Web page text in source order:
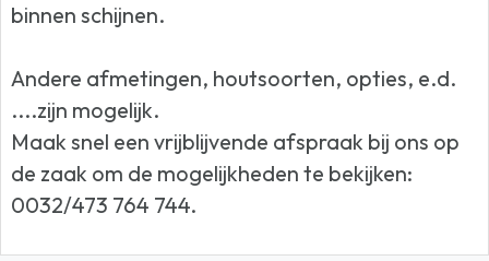
binnen schijnen.
Andere afmetingen, houtsoorten, opties, e.d.
....zijn mogelijk.
Maak snel een vrijblijvende afspraak bij ons op
de zaak om de mogelijkheden te bekijken:
0032/473 764 744.